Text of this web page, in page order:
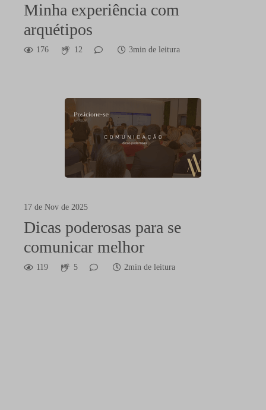
Minha experiência com
arquétipos
176 12 3min de leitura
17 de Nov de 2025
Dicas poderosas para se
comunicar melhor
119 5 2min de leitura